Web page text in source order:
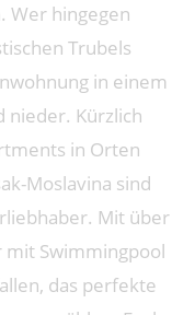
Wer hingegen
Trubels
in einem
Kürzlich
in Orten
Moslavina sind
Mit über
Swimmingpool
das perfekte